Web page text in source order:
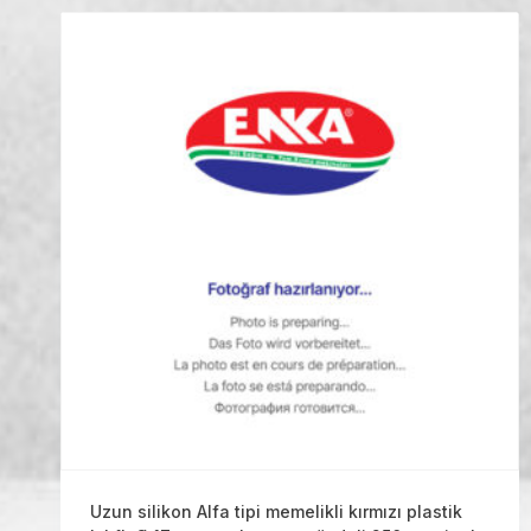
Uzun silikon Alfa tipi memelikli kırmızı plastik